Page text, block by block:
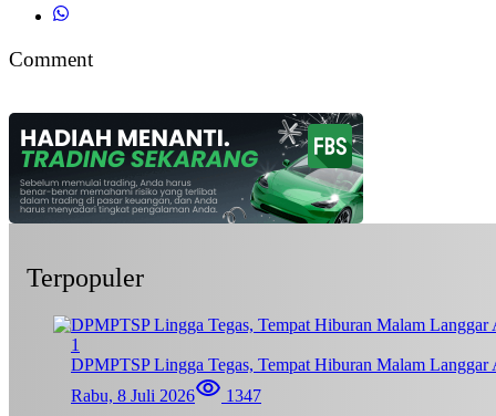
Comment
Terpopuler
1
DPMPTSP Lingga Tegas, Tempat Hiburan Malam Langgar
Rabu, 8 Juli 2026
1347